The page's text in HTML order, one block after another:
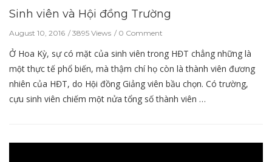
Sinh viên và Hội đồng Trường
August 10, 2016 3895 Views 0 Comment
Ở Hoa Kỳ, sự có mặt của sinh viên trong HĐT chẳng những là
một thực tế phổ biến, mà thậm chí họ còn là thành viên đương
nhiên của HĐT, do Hội đồng Giảng viên bầu chọn. Có trường,
cựu sinh viên chiếm một nửa tổng số thành viên …